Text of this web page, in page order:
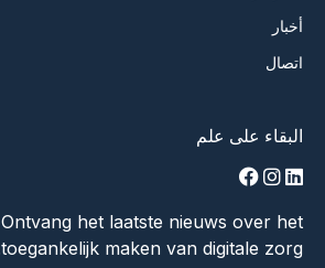
أخبار
اتصال
البقاء على علم
linkedin
instagram
facebook
Ontvang het laatste nieuws over het
toegankelijk maken van digitale zorg.